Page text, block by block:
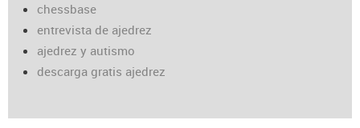
chessbase
entrevista de ajedrez
ajedrez y autismo
descarga gratis ajedrez